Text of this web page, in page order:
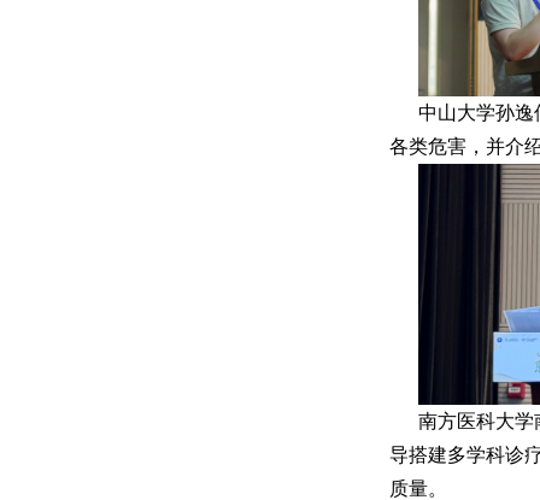
中山大学孙
各类危害，并介
南方医科大
导搭建多学科诊
质量。